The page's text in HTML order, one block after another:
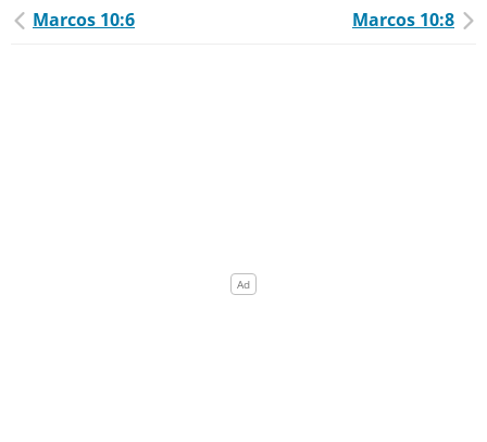
Marcos 10:6 Marcos 10:8